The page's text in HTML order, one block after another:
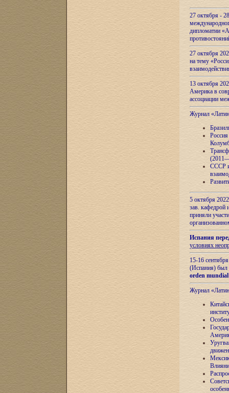
27 октября -
дипломатии
27 октября
на тему
13 октября
Америка в
ассоциации
Журнал
СССР и
5 октября
зав.
приняли
Испания
условиях
15-16
(Испания) был
orden
Журнал